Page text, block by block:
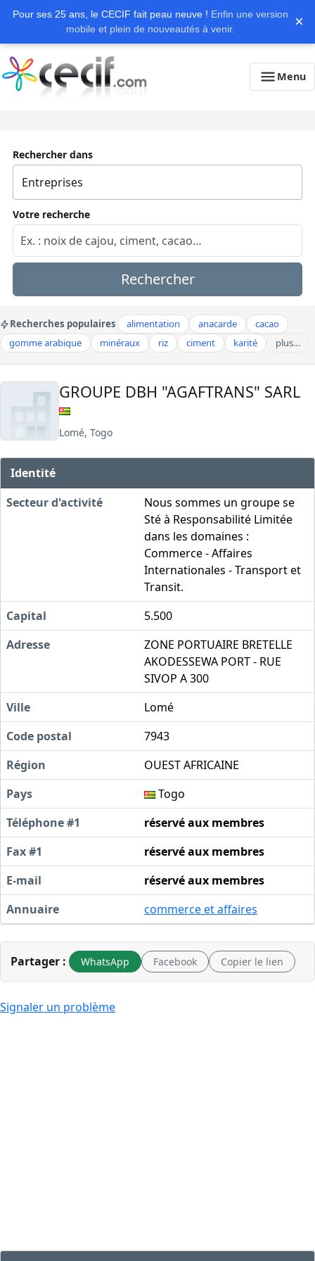
Pour ses 25 ans, le CECIF fait peau neuve ! Enfin une version
mobile et plein de nouveautés à venir.
×
Menu
Rechercher dans
Votre recherche
Rechercher
Recherches populaires alimentation anacarde
cacao
gomme arabique
minéraux riz ciment karité plus…
GROUPE DBH "AGAFTRANS" SARL
Lomé, Togo
Identité
Secteur d'activité
Nous sommes un groupe se
Sté à Responsabilité Limitée
dans les domaines :
Commerce - Affaires
Internationales - Transport et
Transit.
Capital
5.500
Adresse
ZONE PORTUAIRE BRETELLE
AKODESSEWA PORT - RUE
SIVOP A 300
Ville
Lomé
Code postal
7943
Région
OUEST AFRICAINE
Pays
Togo
Téléphone #1
réservé aux membres
Fax #1
réservé aux membres
E-mail
réservé aux membres
Annuaire
commerce et affaires
Partager : WhatsApp Facebook Copier le lien
Signaler un problème